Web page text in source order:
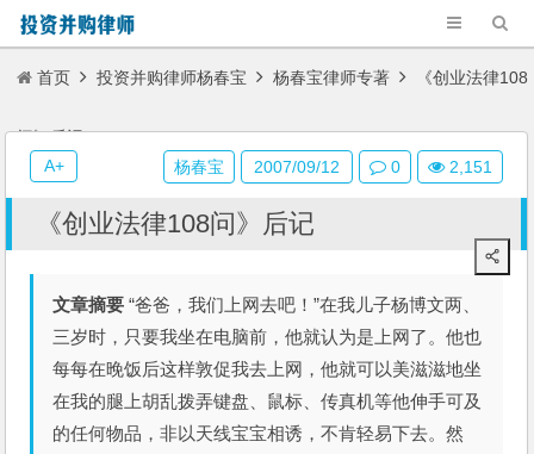
首页 投资并购律师杨春宝 杨春宝律师专著 《创业法律108
问》后记
《创业法律108问》后记
文章摘要 “爸爸，我们上网去吧！”在我儿子杨博文两、
三岁时，只要我坐在电脑前，他就认为是上网了。他也
每每在晚饭后这样敦促我去上网，他就可以美滋滋地坐
在我的腿上胡乱拨弄键盘、鼠标、传真机等他伸手可及
的任何物品，非以天线宝宝相诱，不肯轻易下去。然
杨春宝 2007/09/12 0 2,151
A+